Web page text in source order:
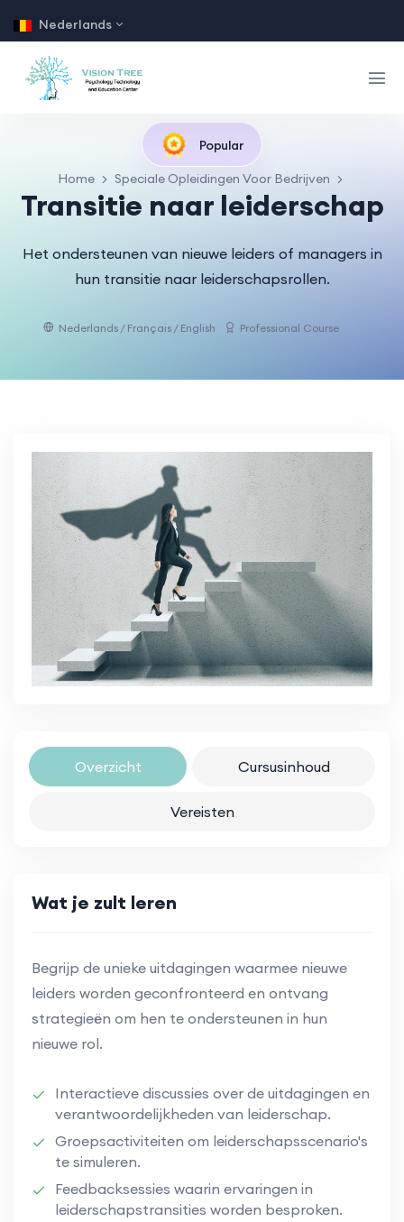
Nederlands
Popular
Home Speciale Opleidingen Voor Bedrijven
Transitie naar leiderschap
Het ondersteunen van nieuwe leiders of managers in
hun transitie naar leiderschapsrollen.
Nederlands / Français / English Professional Course
Overzicht Cursusinhoud
Vereisten
Wat je zult leren
Begrijp de unieke uitdagingen waarmee nieuwe
leiders worden geconfronteerd en ontvang
strategieën om hen te ondersteunen in hun
nieuwe rol.
Interactieve discussies over de uitdagingen en
verantwoordelijkheden van leiderschap.
Groepsactiviteiten om leiderschapsscenario's
te simuleren.
Feedbacksessies waarin ervaringen in
leiderschapstransities worden besproken.